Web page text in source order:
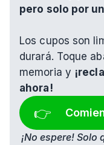
pero solo por
Los cupos son
durará. Toque
memoria y
ahora!
👉
¡No espere! Solo